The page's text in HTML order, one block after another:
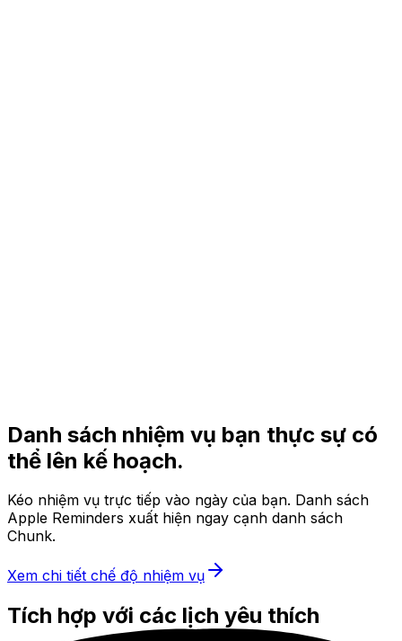
Danh sách nhiệm vụ bạn thực sự có
thể lên kế hoạch.
Kéo nhiệm vụ trực tiếp vào ngày của bạn. Danh sách
Apple Reminders xuất hiện ngay cạnh danh sách
Chunk.
Xem chi tiết chế độ nhiệm vụ
Tích hợp với các lịch yêu thích